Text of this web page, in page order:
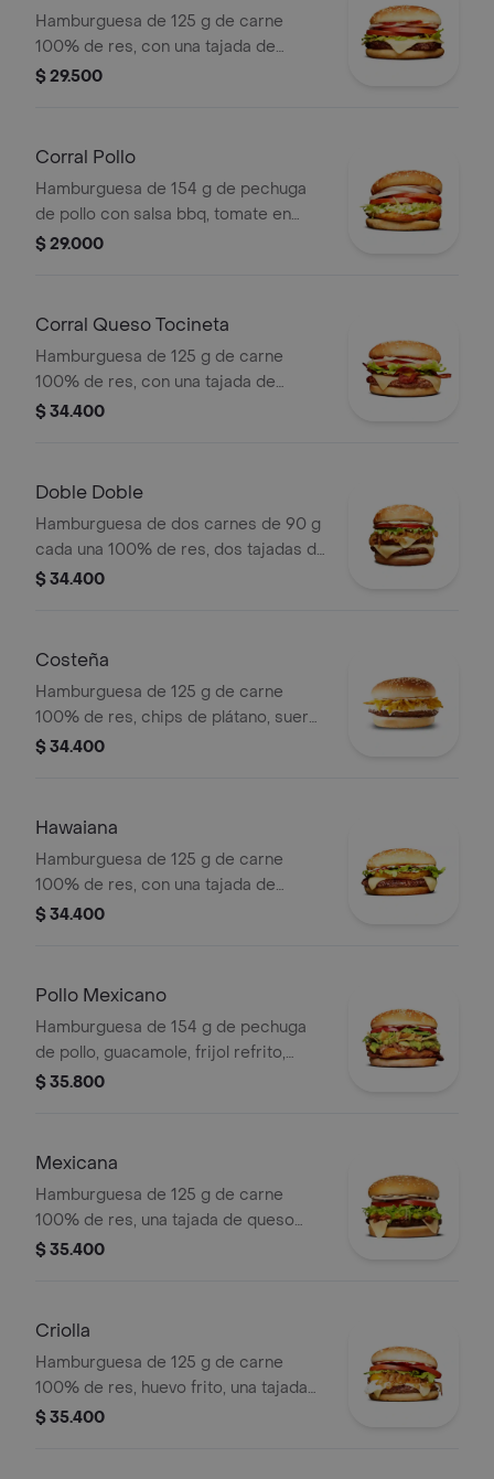
Hamburguesa de 125 g de carne
100% de res, con una tajada de
queso tipo mozzarella, tomate en
mostaza
$ 29.500
Corral Pollo
Hamburguesa de 154 g de pechuga
de pollo con salsa bbq, tomate en
rodajas, cebolla en rodajas, lechuga y
$ 29.000
Corral Queso Tocineta
Hamburguesa de 125 g de carne
100% de res, con una tajada de
queso tipo mozzarella, tocineta,
$ 34.400
Doble Doble
Hamburguesa de dos carnes de 90 g
cada una 100% de res, dos tajadas de
queso tipo mozzarella, cebolla grillé,
$ 34.400
Costeña
Hamburguesa de 125 g de carne
100% de res, chips de plátano, suero,
queso costeño rallado y salsa blanca
$ 34.400
Hawaiana
Hamburguesa de 125 g de carne
100% de res, con una tajada de
queso tipo mozzarella, piña, lechuga,
$ 34.400
Pollo Mexicano
Hamburguesa de 154 g de pechuga
de pollo, guacamole, frijol refrito,
tortillas de maíz, tomate, lechuga y
$ 35.800
Mexicana
Hamburguesa de 125 g de carne
100% de res, una tajada de queso
tipo mozzarella, guacamole, fríjol
$ 35.400
Criolla
Hamburguesa de 125 g de carne
100% de res, huevo frito, una tajada
de queso tipo mozzarella, cebolla
$ 35.400